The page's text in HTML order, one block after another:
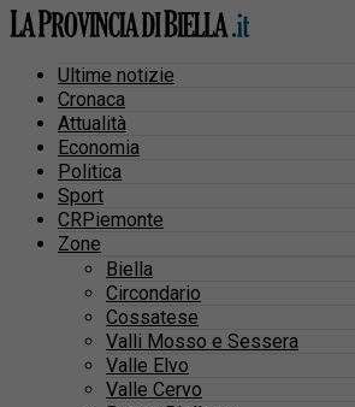
Ultime notizie
Cronaca
Attualità
Economia
Politica
Sport
CRPiemonte
Zone
Biella
Circondario
Cossatese
Valli Mosso e Sessera
Valle Elvo
Valle Cervo